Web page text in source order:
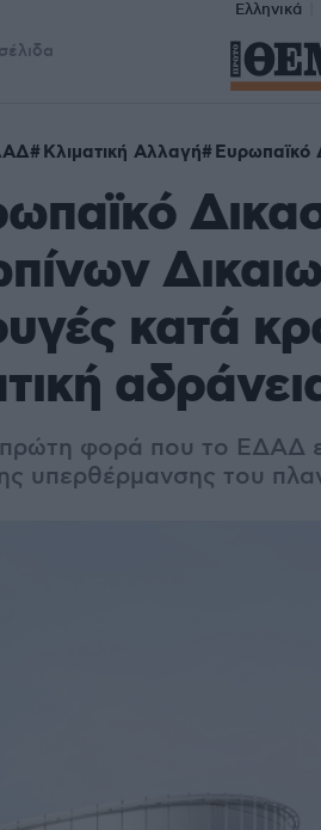
Ελληνικά
Κλιματική Αλλαγή Ευρωπαϊκό
κατά
πρώτη φορά που το ΕΔΑΔ
υπερθέρμανσης του